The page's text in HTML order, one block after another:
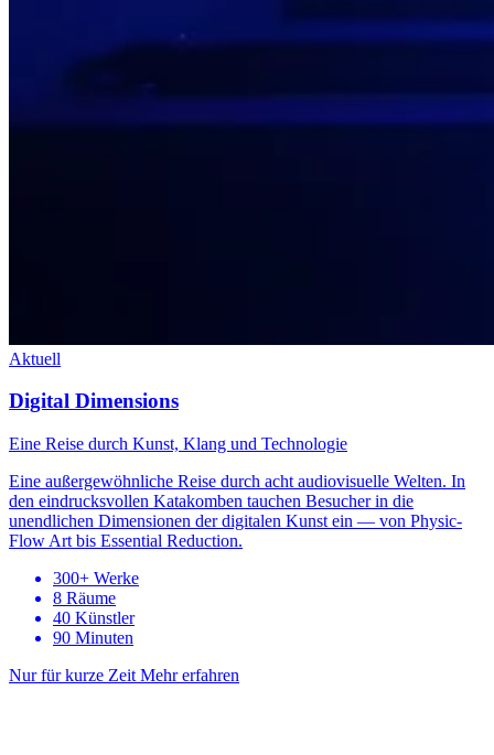
Aktuell
Digital Dimensions
Eine Reise durch Kunst, Klang und Technologie
Eine außergewöhnliche Reise durch acht audiovisuelle Welten. In
den eindrucksvollen Katakomben tauchen Besucher in die
unendlichen Dimensionen der digitalen Kunst ein — von Physic-
Flow Art bis Essential Reduction.
300+ Werke
8 Räume
40 Künstler
90 Minuten
Nur für kurze Zeit Mehr erfahren